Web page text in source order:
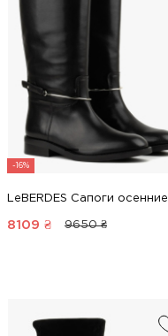
-16%
LeBERDES Сапоги осенние
8109 ₴ 9650 ₴